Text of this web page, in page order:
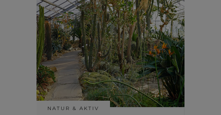
NATUR & AKTIV